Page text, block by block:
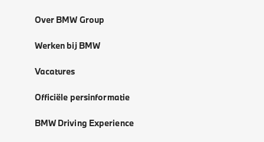
Over BMW Group
Werken bij BMW
Vacatures
Officiële persinformatie
BMW Driving Experience